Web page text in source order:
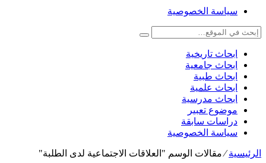
سياسة الخصوصية
ابحاث تاريخية
ابحاث جامعية
ابحاث طبية
ابحاث علمية
ابحاث مدرسية
موضوع تعبير
دراسات سابقة
سياسة الخصوصية
الرئيسية⁄مقالات الوسم "العلاقات الاجتماعية لدى الطلبة"